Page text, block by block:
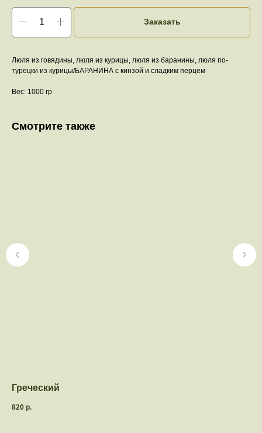
Заказать
Люля из говядины, люля из курицы, люля из баранины, люля по-
турецки из курицы/БАРАНИНА с кинзой и сладким перцем
Вес: 1000 гр
Смотрите также
Греческий
820 р.